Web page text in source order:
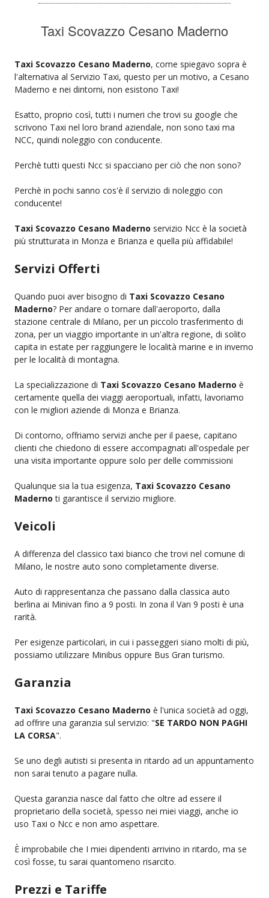
Taxi Scovazzo Cesano Maderno
Taxi Scovazzo Cesano Maderno, come spiegavo sopra è
l'alternativa al Servizio Taxi, questo per un motivo, a Cesano
Maderno e nei dintorni, non esistono Taxi!
Esatto, proprio così, tutti i numeri che trovi su google che
scrivono Taxi nel loro brand aziendale, non sono taxi ma
NCC, quindi noleggio con conducente.
Perchè tutti questi Ncc si spacciano per ciò che non sono?
Perchè in pochi sanno cos'è il servizio di noleggio con
conducente!
Taxi Scovazzo Cesano Maderno servizio Ncc è la società
più strutturata in Monza e Brianza e quella più affidabile!
Servizi Offerti
Quando puoi aver bisogno di Taxi Scovazzo Cesano
Maderno? Per andare o tornare dall'aeroporto, dalla
stazione centrale di Milano, per un piccolo trasferimento di
zona, per un viaggio importante in un'altra regione, di solito
capita in estate per raggiungere le località marine e in inverno
per le località di montagna.
La specializzazione di Taxi Scovazzo Cesano Maderno è
certamente quella dei viaggi aeroportuali, infatti, lavoriamo
con le migliori aziende di Monza e Brianza.
Di contorno, offriamo servizi anche per il paese, capitano
clienti che chiedono di essere accompagnati all'ospedale per
una visita importante oppure solo per delle commissioni
Qualunque sia la tua esigenza, Taxi Scovazzo Cesano
Maderno ti garantisce il servizio migliore.
Veicoli
A differenza del classico taxi bianco che trovi nel comune di
Milano, le nostre auto sono completamente diverse.
Auto di rappresentanza che passano dalla classica auto
berlina ai Minivan fino a 9 posti. In zona il Van 9 posti è una
rarità.
Per esigenze particolari, in cui i passeggeri siano molti di più,
possiamo utilizzare Minibus oppure Bus Gran turismo.
Garanzia
Taxi Scovazzo Cesano Maderno è l'unica società ad oggi,
ad offrire una garanzia sul servizio: "SE TARDO NON PAGHI
LA CORSA".
Se uno degli autisti si presenta in ritardo ad un appuntamento
non sarai tenuto a pagare nulla.
Questa garanzia nasce dal fatto che oltre ad essere il
proprietario della società, spesso nei miei viaggi, anche io
uso Taxi o Ncc e non amo aspettare.
È improbabile che I miei dipendenti arrivino in ritardo, ma se
così fosse, tu sarai quantomeno risarcito.
Prezzi e Tariffe